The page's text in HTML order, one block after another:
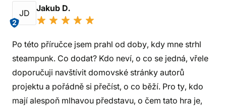
JD
2
Jakub D.
Po této příručce jsem prahl od doby, kdy mne strhl
steampunk. Co dodat? Kdo neví, o co se jedná, vřele
doporučuji navštívit domovské stránky autorů
projektu a pořádně si přečíst, o co běží. Pro ty, kdo
mají alespoň mlhavou představu, o čem tato hra je,